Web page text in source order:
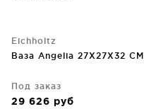
Eichholtz
Ваза Angelia 27X27X32 CM
Под заказ
29 626 руб